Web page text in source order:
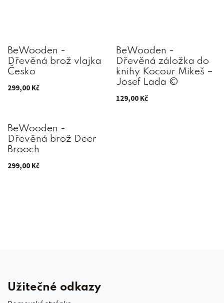
BeWooden -
Dřevěná brož vlajka
Česko
299,00 Kč
BeWooden -
Dřevěná záložka do
knihy Kocour Mikeš –
Josef Lada ©
129,00Kč
BeWooden -
Dřevěná brož Deer
Brooch
299,00 Kč
Užitečné odkazy